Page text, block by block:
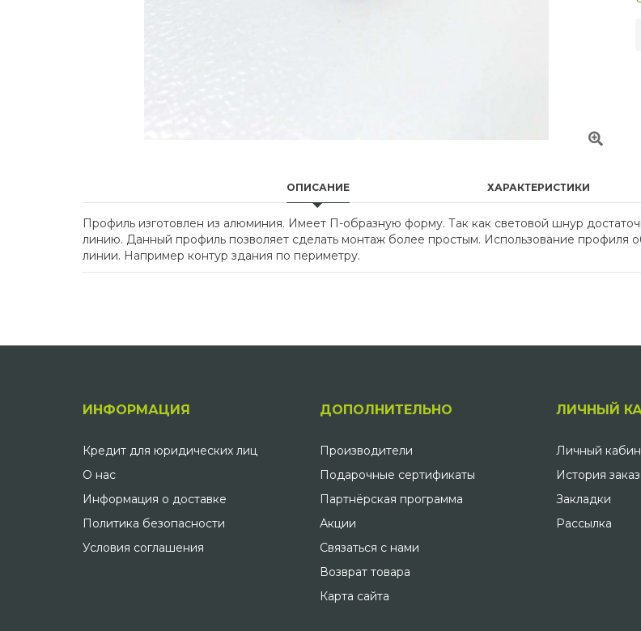
ОПИСАНИЕ ХАРАКТЕРИСТИКИ
Профиль изготовлен из алюминия. Имеет П-образную форму. Так как световой шнур
линию. Данный профиль позволяет сделать монтаж более простым. Использование профиля
линии. Например контур здания по периметру.
ИНФОРМАЦИЯ
Кредит для юридических лиц
О нас
Информация о доставке
Политика безопасности
Условия соглашения
ДОПОЛНИТЕЛЬНО
Производители
Подарочные сертификаты
Партнёрская программа
Акции
Связаться с нами
Возврат товара
Карта сайта
ЛИЧНЫЙ
Личный
История
Закладки
Рассылка